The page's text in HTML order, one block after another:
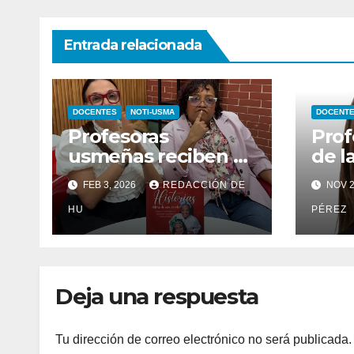
Entrada relacionada
DOCENTES NOTI-USMA
Profesoras
usmeñas reciben el
Premio Excelencias
Gourmet 2025
FEB 3, 2026 REDACCIÓN DE
HU
de
NOV
PÉREZ
Deja una respuesta
Tu dirección de correo electrónico no será publicada.